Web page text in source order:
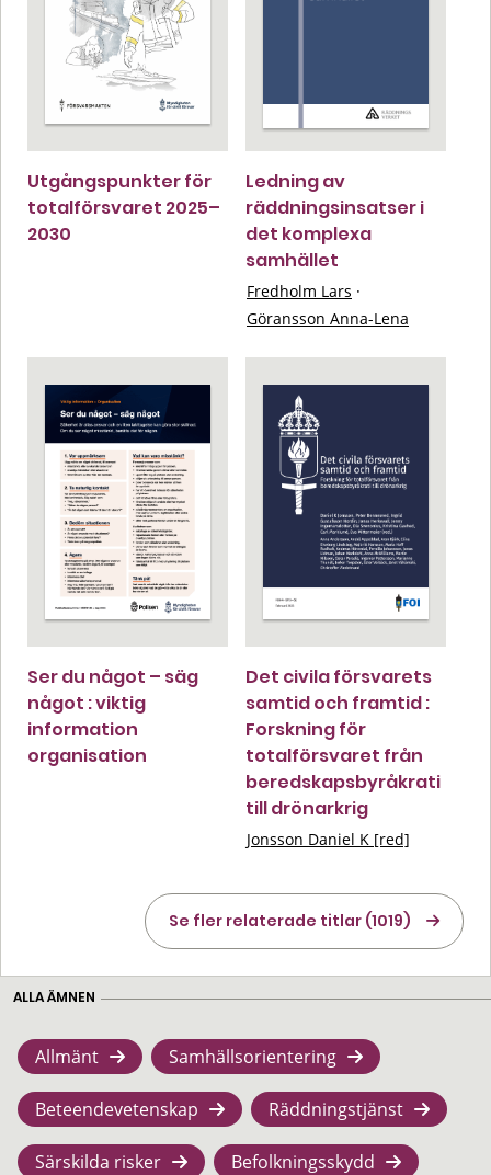
Utgångspunkter för
totalförsvaret 2025–
2030
Ledning av
räddningsinsatser i
det komplexa
samhället
Fredholm Lars ·
Göransson Anna-Lena
Ser du något – säg
något : viktig
information
organisation
Det civila försvarets
samtid och framtid :
Forskning för
totalförsvaret från
beredskapsbyråkrati
till drönarkrig
Jonsson Daniel K [red]
Se fler relaterade titlar (1019)
ALLA ÄMNEN
Allmänt Samhällsorientering
Beteendevetenskap Räddningstjänst
Särskilda risker Befolkningsskydd